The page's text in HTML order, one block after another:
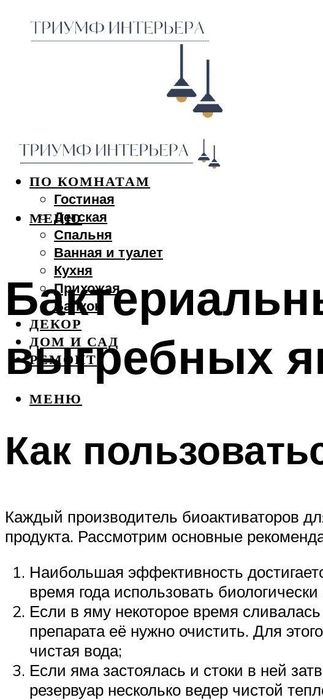
ДИЗАЙН ИНТЕРЬЕРА
ПО КОМНАТАМ
Гостиная
Детская
Спальня
Ванная и туалет
Кухня
Прихожая
Балкон
ДЕКОР
ДОМ И САД
РЕМОНТ
МЕНЮ
МЕНЮ
выгребных
Как
Каждый производитель биоактиваторов
продукта. Рассмотрим основные
Наибольшая эффективность
время года использовать
Если в яму некоторое время
препарата её нужно очистить. Для
чистая вода;
Если яма застоялась и стоки в ней
резервуар несколько ведер чистой